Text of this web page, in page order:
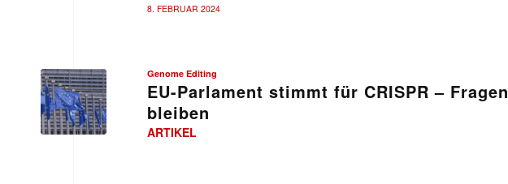
8. FEBRUAR 2024
Genome Editing
EU-Parlament stimmt für CRISPR – Fragen
bleiben
ARTIKEL